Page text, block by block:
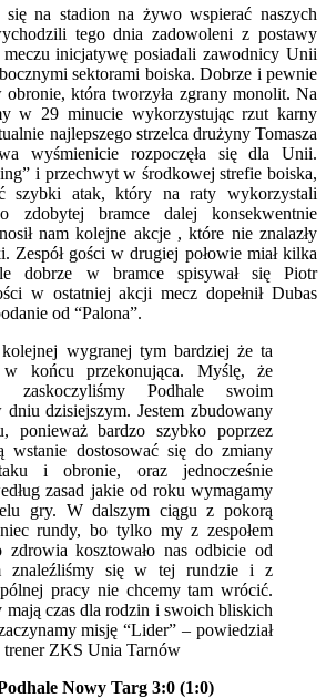
na stadion na żywo wspierać naszych
tego dnia zadowoleni z postawy
inicjatywę posiadali zawodnicy Unii
sektorami boiska. Dobrze i pewnie
obronie, która tworzyła zgrany monolit. Na
w 29 minucie wykorzystując rzut karny
najlepszego strzelca drużyny Tomasza
wyśmienicie rozpoczęła się dla Unii.
i przechwyt w środkowej strefie boiska,
szybki atak, który na raty wykorzystali
zdobytej bramce dalej konsekwentnie
nam kolejne akcje , które nie znalazły
Zespół gości w drugiej połowie miał kilka
dobrze w bramce spisywał się Piotr
w ostatniej akcji mecz dopełnił Dubas
od “Palona”.
wygranej tym bardziej że ta
w końcu przekonująca. Myślę, że
zaskoczyliśmy Podhale swoim
dzisiejszym. Jestem zbudowany
ponieważ bardzo szybko poprzez
wstanie dostosować się do zmiany
i obronie, oraz jednocześnie
zasad jakie od roku wymagamy
gry. W dalszym ciągu z pokorą
rundy, bo tylko my z zespołem
kosztowało nas odbicie od
znaleźliśmy się w tej rundzie i z
pracy nie chcemy tam wrócić.
mają czas dla rodzin i swoich bliskich
misję “Lider” – powiedział
trener ZKS Unia Tarnów
Nowy Targ 3:0 (1:0)